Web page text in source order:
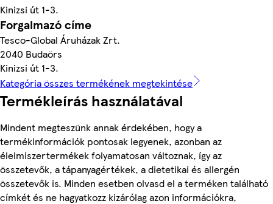
Kinizsi út 1-3.
Forgalmazó címe
Tesco-Global Áruházak Zrt.
2040 Budaörs
Kinizsi út 1-3.
Kategória összes termékének megtekintése
Termékleírás használatával
Mindent megteszünk annak érdekében, hogy a
termékinformációk pontosak legyenek, azonban az
élelmiszertermékek folyamatosan változnak, így az
összetevők, a tápanyagértékek, a dietetikai és allergén
összetevők is. Minden esetben olvasd el a terméken található
címkét és ne hagyatkozz kizárólag azon információkra,